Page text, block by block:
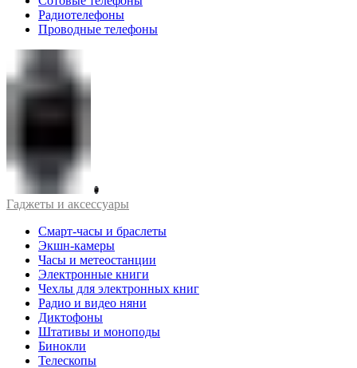
Радиотелефоны
Проводные телефоны
Гаджеты и аксессуары
Смарт-часы и браслеты
Экшн-камеры
Часы и метеостанции
Электронные книги
Чехлы для электронных книг
Радио и видео няни
Диктофоны
Штативы и моноподы
Бинокли
Телескопы